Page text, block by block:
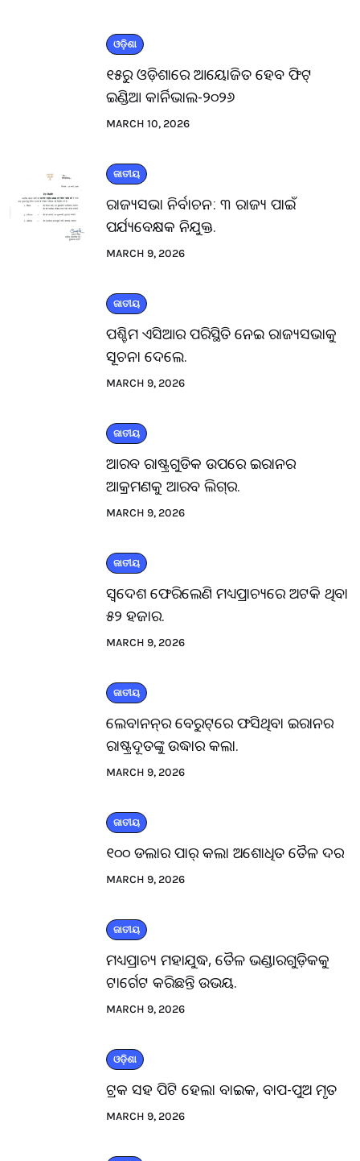
ଓଡ଼ିଶା
୧୫ରୁ ଓଡ଼ିଶାରେ ଆୟୋଜିତ ହେବ ଫିଟ୍
ଇଣ୍ଡିଆ କାର୍ନିଭାଲ-୨୦୨୬
MARCH 10, 2026
ଜାତୀୟ
ରାଜ୍ୟସଭା ନିର୍ବାଚନ: ୩ ରାଜ୍ୟ ପାଇଁ
ପର୍ଯ୍ୟବେକ୍ଷକ ନିଯୁକ୍ତ.
MARCH 9, 2026
ଜାତୀୟ
ପଶ୍ଚିମ ଏସିଆର ପରିସ୍ଥିତି ନେଇ ରାଜ୍ୟସଭାକୁ
ସୂଚନା ଦେଲେ.
MARCH 9, 2026
ଜାତୀୟ
ଆରବ ରାଷ୍ଟ୍ରଗୁଡିକ ଉପରେ ଇରାନର
ଆକ୍ରମଣକୁ ଆରବ ଲିଗ୍‌ର.
MARCH 9, 2026
ଜାତୀୟ
ସ୍ବଦେଶ ଫେରିଲେଣି ମଧ୍ୟପ୍ରାଚ୍ୟରେ ଅଟକି ଥିବା
୫୨ ହଜାର.
MARCH 9, 2026
ଜାତୀୟ
ଲେବାନନ୍‌ର ବେରୁଟ୍‌ରେ ଫସିଥିବା ଇରାନର
ରାଷ୍ଟ୍ରଦୂତଙ୍କୁ ଉଦ୍ଧାର କଲା.
MARCH 9, 2026
ଜାତୀୟ
୧୦୦ ଡଲାର ପାର୍ କଲା ଅଶୋଧିତ ତୈଳ ଦର
MARCH 9, 2026
ଜାତୀୟ
ମଧ୍ୟପ୍ରାଚ୍ୟ ମହାଯୁଦ୍ଧ, ତୈଳ ଭଣ୍ଡାରଗୁଡ଼ିକକୁ
ଟାର୍ଗେଟ କରିଛନ୍ତି ଉଭୟ.
MARCH 9, 2026
ଓଡ଼ିଶା
ଟ୍ରକ ସହ ପିଟି ହେଲା ବାଇକ, ବାପ-ପୁଅ ମୃତ
MARCH 9, 2026